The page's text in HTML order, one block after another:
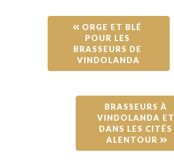
ORGE ET BLÉ
POUR LES
BRASSEURS DE
VINDOLANDA
BRASSEURS À
VINDOLANDA ET
DANS LES CITÉS
ALENTOUR